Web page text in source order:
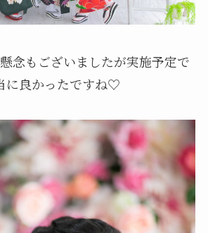
念もございましたが実施予定で
に良かったですね♡